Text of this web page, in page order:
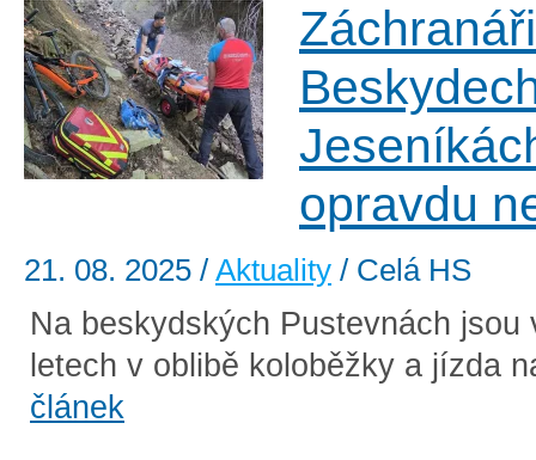
opravdu
21. 08. 2025 / Aktuality / Celá HS
Na beskydských Pustevnách jsou
letech v oblibě koloběžky a jízda
článek